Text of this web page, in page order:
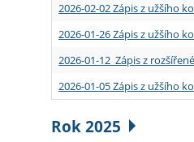
2026-02-02 Zápis z užšího
2026-01-26 Zápis z užšího
2026-01-12 Zápis z
2026-01-05 Zápis z užšího
Rok 2025